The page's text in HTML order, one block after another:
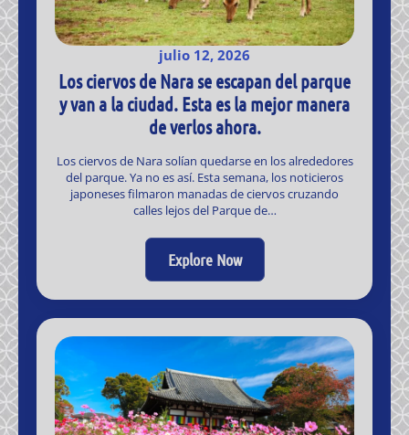
Los ciervos de Nara se escapan del parque
y van a la ciudad. Esta es la mejor manera
de verlos ahora.
julio 12, 2026
Los ciervos de Nara solían quedarse en los alrededores
del parque. Ya no es así. Esta semana, los noticieros
japoneses filmaron manadas de ciervos cruzando
calles lejos del Parque de…
Explore Now